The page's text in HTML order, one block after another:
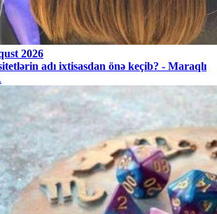
2026
adı ixtisasdan önə keçib? - Maraqlı